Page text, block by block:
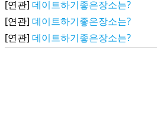
[연관] 데이트하기좋은장소는?
[연관] 데이트하기좋은장소는?
[연관] 데이트하기좋은장소는?